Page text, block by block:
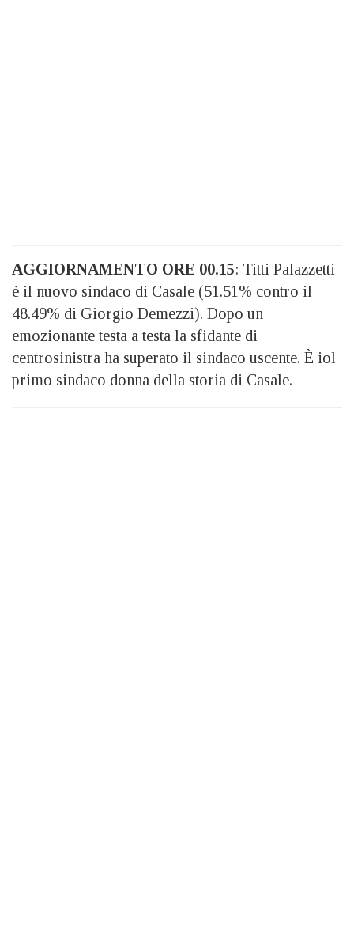
AGGIORNAMENTO ORE 00.15: Titti Palazzetti
è il nuovo sindaco di Casale (51.51% contro il
48.49% di Giorgio Demezzi). Dopo un
emozionante testa a testa la sfidante di
centrosinistra ha superato il sindaco uscente. È iol
primo sindaco donna della storia di Casale.